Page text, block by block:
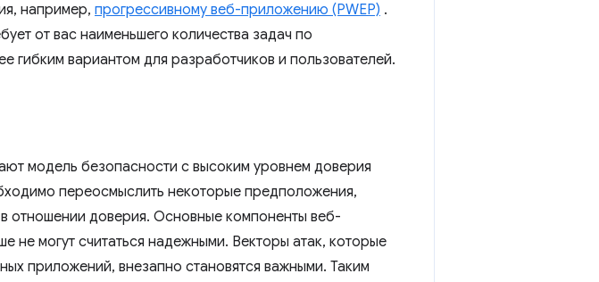
например, прогрессивному веб-приложению (PWEP) .
от вас наименьшего количества задач по
гибким вариантом для разработчиков и пользователей.
модель безопасности с высоким уровнем доверия
переосмыслить некоторые предположения,
отношении доверия. Основные компоненты веб-
не могут считаться надежными. Векторы атак, которые
приложений, внезапно становятся важными. Таким